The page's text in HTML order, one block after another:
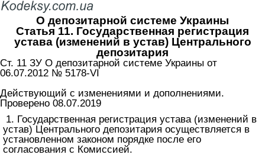
О депозитарной системе Украины
Статья 11. Государственная регистрация
устава (изменений в устав) Центрального
депозитария
Ст. 11 ЗУ О депозитарной системе Украины от
06.07.2012 № 5178-VI
Действующий с изменениями и дополнениями.
Проверено 08.07.2019
1. Государственная регистрация устава (изменений в
устав) Центрального депозитария осуществляется в
установленном законом порядке после его
согласования с Комиссией.